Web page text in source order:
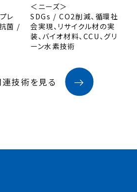
レ
菌 /
＜ニーズ＞
SDGs / CO2削減、循環社
会実現、リサイクル材の実
装、バイオ材料、CCU、グリ
ーン水素技術
技術を見る